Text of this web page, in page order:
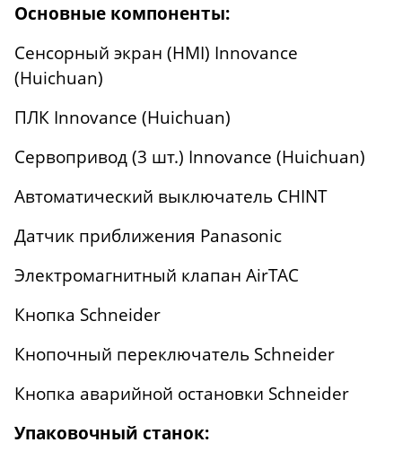
Основные компоненты:
Сенсорный экран (HMI) Innovance
(Huichuan)
ПЛК Innovance (Huichuan)
Сервопривод (3 шт.) Innovance (Huichuan)
Автоматический выключатель CHINT
Датчик приближения Panasonic
Электромагнитный клапан AirTAC
Кнопка Schneider
Кнопочный переключатель Schneider
Кнопка аварийной остановки Schneider
Упаковочный станок: